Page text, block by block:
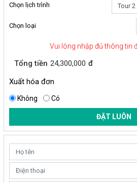
Chọn lịch trình
Chọn loại
Vui lòng nhập đủ thông tin
Tổng tiền 24,300,000 đ
Xuất hóa đơn
Không Có
ĐẶT LUÔN